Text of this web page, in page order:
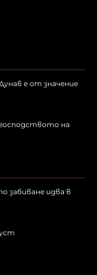
е от значение
на
забиване идва в